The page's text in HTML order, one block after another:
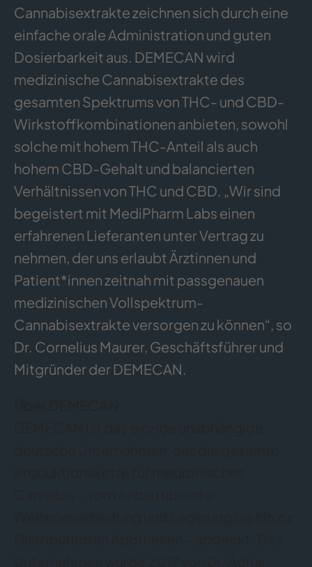
Cannabisextrakte zeichnen sich durch eine
einfache orale Administration und guten
Dosierbarkeit aus. DEMECAN wird
medizinische Cannabisextrakte des
gesamten Spektrums von THC- und CBD-
Wirkstoffkombinationen anbieten, sowohl
solche mit hohem THC-Anteil als auch
hohem CBD-Gehalt und balancierten
Verhältnissen von THC und CBD. „Wir sind
begeistert mit MediPharm Labs einen
erfahrenen Lieferanten unter Vertrag zu
nehmen, der uns erlaubt Ärztinnen und
Patient*innen zeitnah mit passgenauen
medizinischen Vollspektrum-
Cannabisextrakte versorgen zu können“, so
Dr. Cornelius Maurer, Geschäftsführer und
Mitgründer der DEMECAN.